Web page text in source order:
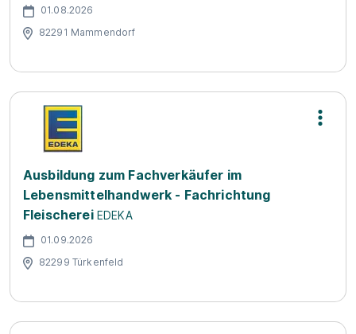
01.08.2026
82291 Mammendorf
Ausbildung zum Fachverkäufer im
Lebensmittelhandwerk - Fachrichtung
Fleischerei EDEKA
01.09.2026
82299 Türkenfeld